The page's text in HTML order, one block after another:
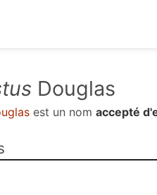
Douglas
est un nom accepté